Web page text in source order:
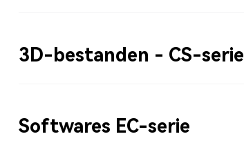
3D-bestanden - CS-serie
Softwares EC-serie